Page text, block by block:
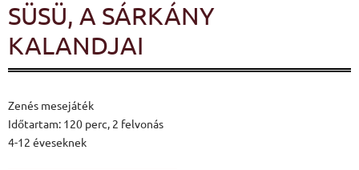
SÜSÜ, A SÁRKÁNY
KALANDJAI
Zenés mesejáték
Időtartam: 120 perc, 2 felvonás
4-12 éveseknek